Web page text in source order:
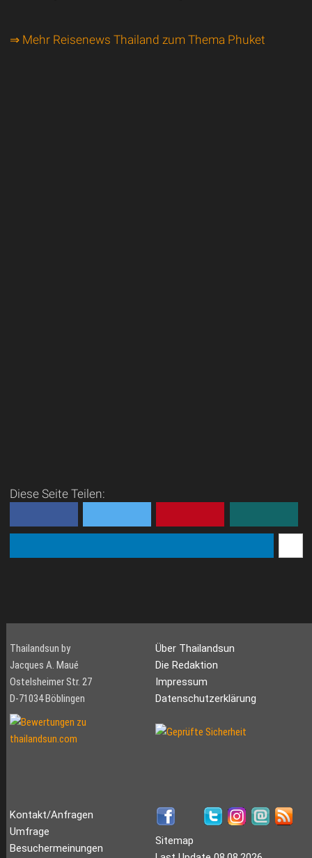
⇒ Mehr Reisenews Thailand zum Thema Phuket
Diese Seite Teilen:
Thailandsun by
Jacques A. Maué
Ostelsheimer Str. 27
D-71034 Böblingen
Über Thailandsun
Die Redaktion
Impressum
Datenschutzerklärung
Kontakt/Anfragen
Umfrage
Besuchermeinungen
Sitemap